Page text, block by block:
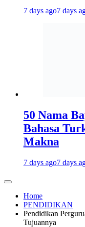
7 days ago7 days
50 Nama
Bahasa
Makna
7 days ago7 days
Home
PENDIDIKAN
Pendidikan
Tujuannya